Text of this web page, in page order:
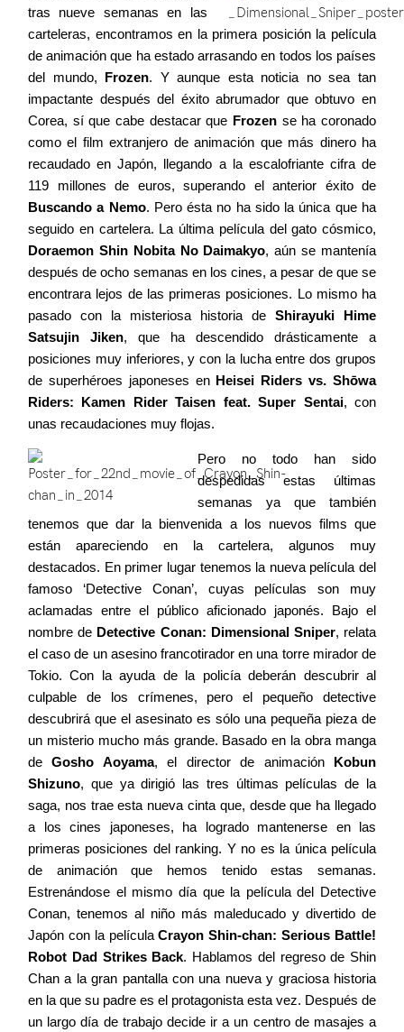
tras nueve semanas en las
carteleras, encontramos en la primera posición la película
de animación que ha estado arrasando en todos los países
del mundo, Frozen. Y aunque esta noticia no sea tan
impactante después del éxito abrumador que obtuvo en
Corea, sí que cabe destacar que Frozen se ha coronado
como el film extranjero de animación que más dinero ha
recaudado en Japón, llegando a la escalofriante cifra de
119 millones de euros, superando el anterior éxito de
Buscando a Nemo. Pero ésta no ha sido la única que ha
seguido en cartelera. La última película del gato cósmico,
Doraemon Shin Nobita No Daimakyo, aún se mantenía
después de ocho semanas en los cines, a pesar de que se
encontrara lejos de las primeras posiciones. Lo mismo ha
pasado con la misteriosa historia de Shirayuki Hime
Satsujin Jiken, que ha descendido drásticamente a
posiciones muy inferiores, y con la lucha entre dos grupos
de superhéroes japoneses en Heisei Riders vs. Shōwa
Riders: Kamen Rider Taisen feat. Super Sentai, con
unas recaudaciones muy flojas.
Pero no todo han sido
despedidas estas últimas
semanas ya que también
tenemos que dar la bienvenida a los nuevos films que
están apareciendo en la cartelera, algunos muy
destacados. En primer lugar tenemos la nueva película del
famoso ‘Detective Conan’, cuyas películas son muy
aclamadas entre el público aficionado japonés. Bajo el
nombre de Detective Conan: Dimensional Sniper, relata
el caso de un asesino francotirador en una torre mirador de
Tokio. Con la ayuda de la policía deberán descubrir al
culpable de los crímenes, pero el pequeño detective
descubrirá que el asesinato es sólo una pequeña pieza de
un misterio mucho más grande. Basado en la obra manga
deGosho Aoyama, el director de animación Kobun
Shizuno, que ya dirigió las tres últimas películas de la
saga, nos trae esta nueva cinta que, desde que ha llegado
a los cines japoneses, ha logrado mantenerse en las
primeras posiciones del ranking. Y no es la única película
de animación que hemos tenido estas semanas.
Estrenándose el mismo día que la película del Detective
Conan, tenemos al niño más maleducado y divertido de
Japón con la películaCrayon Shin-chan: Serious Battle!
Robot Dad Strikes Back. Hablamos del regreso de Shin
Chan a la gran pantalla con una nueva y graciosa historia
en la que su padre es el protagonista esta vez. Después de
un largo día de trabajo decide ir a un centro de masajes a
©2026 COPYRIGHT FLOTHEMES